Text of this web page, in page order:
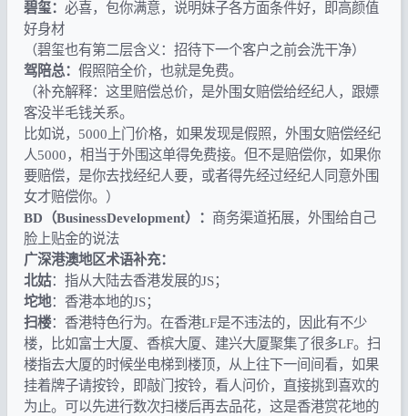
碧玺： 必喜，包你满意，说明妹子各方面条件好，即高颜值
好身材
（碧玺也有第二层含义：招待下一个客户之前会洗干净）
驾陪总： 假照陪全价，也就是免费。
（补充解释：这里赔偿总价，是外围女赔偿给经纪人，跟嫖
客没半毛钱关系。
比如说，5000上门价格，如果发现是假照，外围女赔偿经纪
人5000，相当于外围这单得免费接。但不是赔偿你，如果你
要赔偿，是你去找经纪人要，或者得先经过经纪人同意外围
女才赔偿你。）
BD（BusinessDevelopment）： 商务渠道拓展，外围给自己
脸上贴金的说法
广深港澳地区术语补充：
北姑：指从大陆去香港发展的JS；
坨地：香港本地的JS；
扫楼：香港特色行为。在香港LF是不违法的，因此有不少
楼，比如富士大厦、香槟大厦、建兴大厦聚集了很多LF。扫
楼指去大厦的时候坐电梯到楼顶，从上往下一间间看，如果
挂着牌子请按铃，即敲门按铃，看人问价，直接挑到喜欢的
为止。可以先进行数次扫楼后再去品花，这是香港赏花地的